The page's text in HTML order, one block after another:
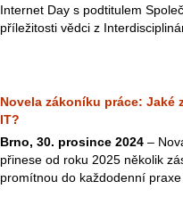
Internet Day s podtitulem
příležitosti vědci z
Novela zákoníku práce: Jaké
IT?
Brno, 30. prosince 2024 –
přinese od roku 2025 několik
promítnou do každodenní